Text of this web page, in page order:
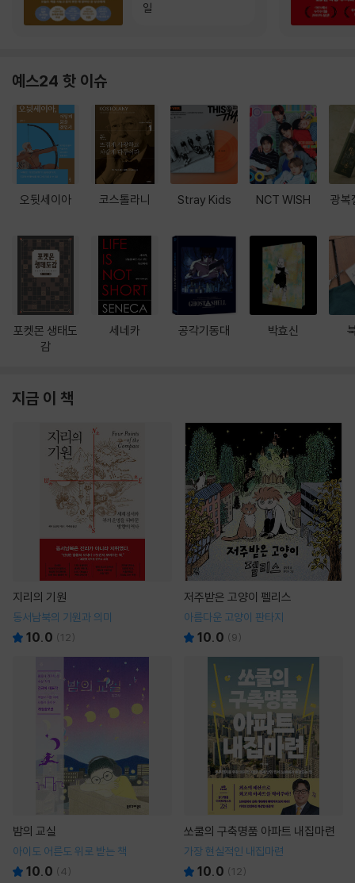
일
예스24 핫 이슈
오뒷세이아
포켓몬 생태도
감
코스톨라니
세네카
Stray Kids
공각기동대
NCT WISH
박효신
광복
지금 이 책
지리의 기원
동서남북의 기원과 의미
10.0 (12)
저주받은 고양이 펠리스
아름다운 고양이 판타지
10.0 (9)
밤의 교실
아이도 어른도 위로 받는 책
10.0 (4)
쏘쿨의 구축명품 아파트 내집마련
가장 현실적인 내집마련
10.0 (12)